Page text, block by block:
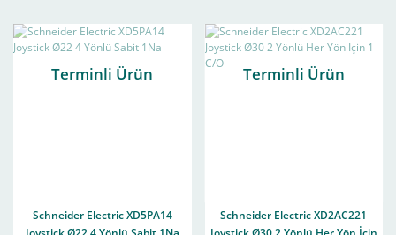
Terminli Ürün
Schneider Electric XD5PA14
Terminli Ürün
Schneider Electric XD2AC221